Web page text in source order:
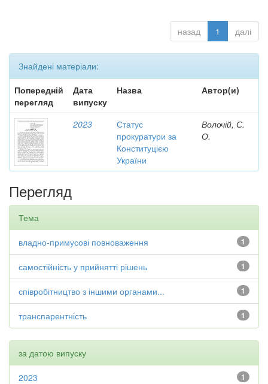
назад 1 далі
Знайдені матеріали:
Попередній
перегляд
Дата
випуску
Назва Автор(и)
2023
Статус
прокуратури за
Конституцією
України
Волочій, С.
О.
Перегляд
Тема
1
владно-примусові повноваження
1
самостійність у прийнятті рішень
1
співробітництво з іншими органами...
1
транспарентність
за датою випуску
1
2023